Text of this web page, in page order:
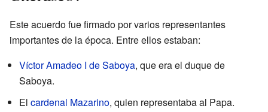
Este acuerdo fue firmado por varios representantes
importantes de la época. Entre ellos estaban:
Víctor Amadeo I de Saboya, que era el duque de
Saboya.
El cardenal Mazarino, quien representaba al Papa.